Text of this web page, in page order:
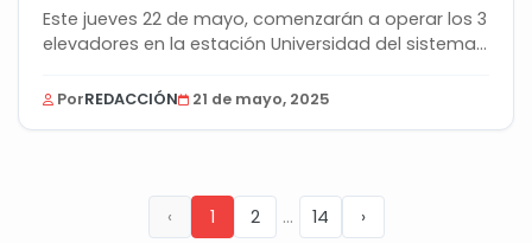
Este jueves 22 de mayo, comenzarán a operar los 3
elevadores en la estación Universidad del sistema...
PorREDACCIÓN 21 de mayo, 2025
‹ 1 2 ... 14 ›